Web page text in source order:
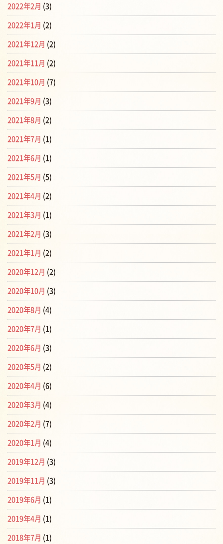
2022年2月 (3)
2022年1月 (2)
2021年12月 (2)
2021年11月 (2)
2021年10月 (7)
2021年9月 (3)
2021年8月 (2)
2021年7月 (1)
2021年6月 (1)
2021年5月 (5)
2021年4月 (2)
2021年3月 (1)
2021年2月 (3)
2021年1月 (2)
2020年12月 (2)
2020年10月 (3)
2020年8月 (4)
2020年7月 (1)
2020年6月 (3)
2020年5月 (2)
2020年4月 (6)
2020年3月 (4)
2020年2月 (7)
2020年1月 (4)
2019年12月 (3)
2019年11月 (3)
2019年6月 (1)
2019年4月 (1)
2018年7月 (1)